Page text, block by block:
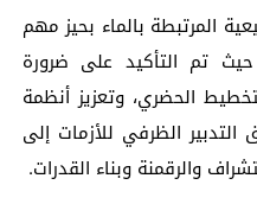
المرتبطة بالماء بحيز مهم
تم التأكيد على ضرورة
الحضري، وتعزيز أنظمة
التدبير الظرفي للأزمات إلى
والرقمنة وبناء القدرات.